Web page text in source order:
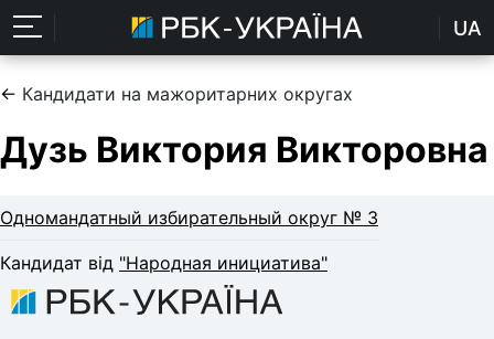
UA
← Кандидати на мажоритарних округах
Дузь Виктория Викторовна
Одномандатный избирательный округ № 3
Кандидат від "Народная инициатива"